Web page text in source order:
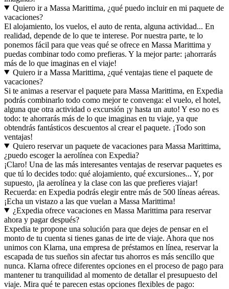
Quiero ir a Massa Marittima, ¿qué puedo incluir en mi paquete de
vacaciones?
El alojamiento, los vuelos, el auto de renta, alguna actividad... En
realidad, depende de lo que te interese. Por nuestra parte, te lo
ponemos fácil para que veas qué se ofrece en Massa Marittima y
puedas combinar todo como prefieras. Y la mejor parte: ¡ahorrarás
más de lo que imaginas en el viaje!
Quiero ir a Massa Marittima, ¿qué ventajas tiene el paquete de
vacaciones?
Si te animas a reservar el paquete para Massa Marittima, en Expedia
podrás combinarlo todo como mejor te convenga: el vuelo, el hotel,
alguna que otra actividad o excursión ¡y hasta un auto! Y eso no es
todo: te ahorrarás más de lo que imaginas en tu viaje, ya que
obtendrás fantásticos descuentos al crear el paquete. ¡Todo son
ventajas!
Quiero reservar un paquete de vacaciones para Massa Marittima,
¿puedo escoger la aerolínea con Expedia?
¡Claro! Una de las más interesantes ventajas de reservar paquetes es
que tú lo decides todo: qué alojamiento, qué excursiones... Y, por
supuesto, ¡la aerolínea y la clase con las que prefieres viajar!
Recuerda: en Expedia podrás elegir entre más de 500 líneas aéreas.
¡Echa un vistazo a las que vuelan a Massa Marittima!
¿Expedia ofrece vacaciones en Massa Marittima para reservar
ahora y pagar después?
Expedia te propone una solución para que dejes de pensar en el
monto de tu cuenta si tienes ganas de irte de viaje. Ahora que nos
unimos con Klarna, una empresa de préstamos en línea, reservar la
escapada de tus sueños sin afectar tus ahorros es más sencillo que
nunca. Klarna ofrece diferentes opciones en el proceso de pago para
mantener tu tranquilidad al momento de detallar el presupuesto del
viaje. Mira qué te parecen estas opciones flexibles de pago: